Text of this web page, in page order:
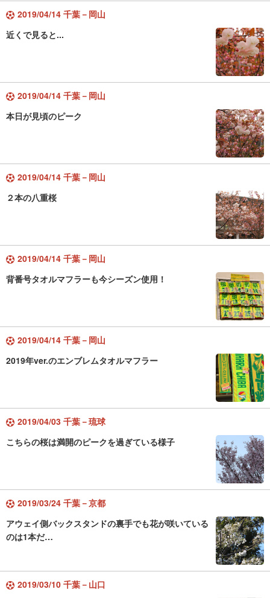
2019/04/14 千葉－岡山
近くで見ると...
2019/04/14 千葉－岡山
本日が見頃のピーク
2019/04/14 千葉－岡山
２本の八重桜
2019/04/14 千葉－岡山
背番号タオルマフラーも今シーズン使用！
2019/04/14 千葉－岡山
2019年ver.のエンブレムタオルマフラー
2019/04/03 千葉－琉球
こちらの桜は満開のピークを過ぎている様子
2019/03/24 千葉－京都
アウェイ側バックスタンドの裏手でも花が咲いている
のは1本だ…
2019/03/10 千葉－山口